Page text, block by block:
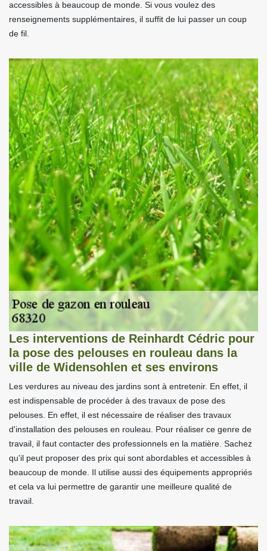
accessibles à beaucoup de monde. Si vous voulez des
renseignements supplémentaires, il suffit de lui passer un coup
de fil.
Les interventions de Reinhardt Cédric pour
la pose des pelouses en rouleau dans la
ville de Widensohlen et ses environs
Les verdures au niveau des jardins sont à entretenir. En effet, il
est indispensable de procéder à des travaux de pose des
pelouses. En effet, il est nécessaire de réaliser des travaux
d'installation des pelouses en rouleau. Pour réaliser ce genre de
travail, il faut contacter des professionnels en la matière. Sachez
qu'il peut proposer des prix qui sont abordables et accessibles à
beaucoup de monde. Il utilise aussi des équipements appropriés
et cela va lui permettre de garantir une meilleure qualité de
travail.